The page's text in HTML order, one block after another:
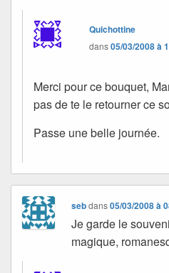
Quichottine
dans05/03/2008 à
Merci pour ce bouquet,
pas de te le retourner ce
Passe une belle journée.
sebdans05/03/2008 à
Je garde le
magique,